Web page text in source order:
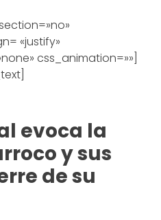
«justify»
css_animation=»»]
evoca la
y sus
de su